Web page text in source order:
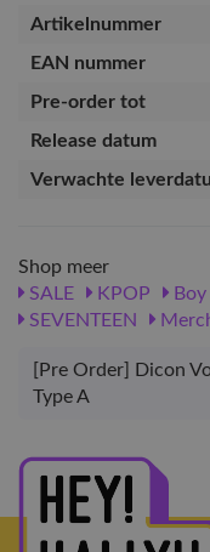
Artikelnummer
EAN nummer
Pre-order tot
Release datum
Verwachte
Shop meer
SALE
KPOP
SEVENTEEN
[Pre Order] Dicon
Type A